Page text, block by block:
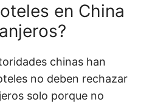
en China
chinas han
no deben rechazar
solo porque no